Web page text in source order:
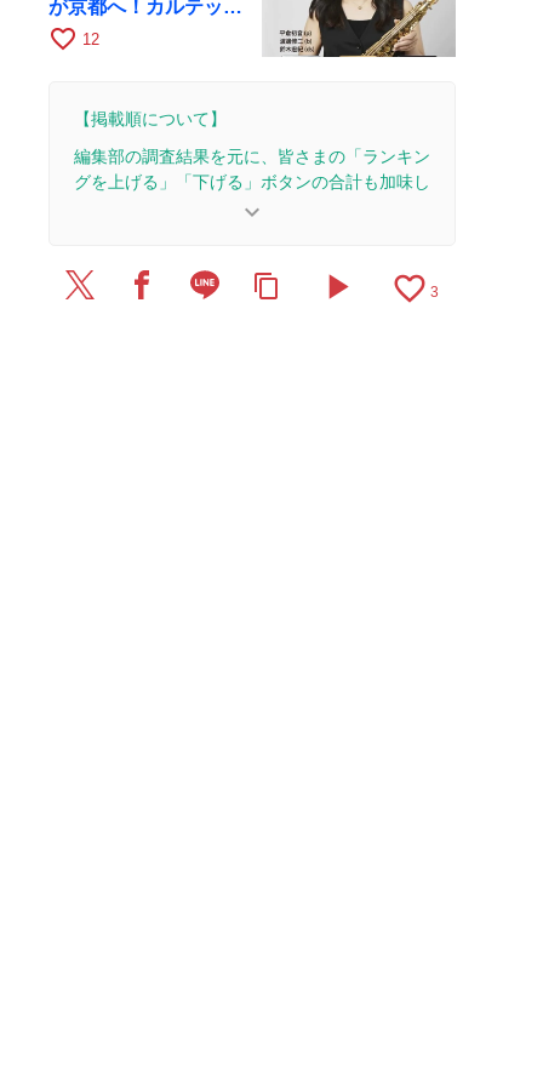
が京都へ！カルテッ
ト・ツアー京都公演を
favorite_border 12
【掲載順について】
編集部の調査結果を元に、皆さまの「ランキン
グを上げる」「下げる」ボタンの合計も加味し
2026/6/28：1本のレビューを追加・更新。
keyboard_arrow_down
content_copy play_arrow favorite_border 3